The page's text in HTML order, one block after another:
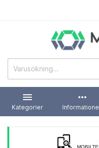

Kategorier
more_horiz